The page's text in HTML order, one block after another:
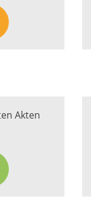
Akten